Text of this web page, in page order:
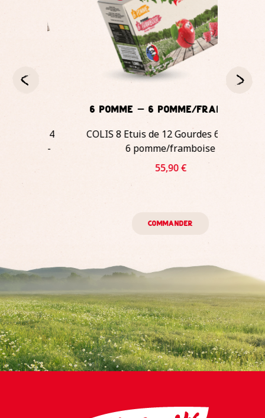
6 Pomme – 6 Pomme/Framboise
COLIS 8 Etuis de 12 Gourdes 6 pomme
6 pomme/framboise
COMMANDER